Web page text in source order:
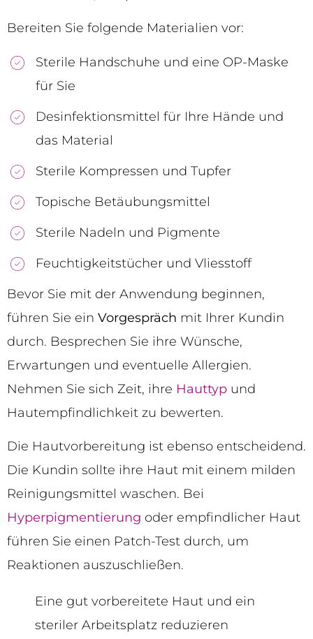
Bereiten Sie folgende Materialien vor:
Sterile Handschuhe und eine OP-Maske
für Sie
Desinfektionsmittel für Ihre Hände und
das Material
Sterile Kompressen und Tupfer
Topische Betäubungsmittel
Sterile Nadeln und Pigmente
Feuchtigkeitstücher und Vliesstoff
Bevor Sie mit der Anwendung beginnen,
führen Sie ein Vorgespräch mit Ihrer Kundin
durch. Besprechen Sie ihre Wünsche,
Erwartungen und eventuelle Allergien.
Nehmen Sie sich Zeit, ihre Hauttyp und
Hautempfindlichkeit zu bewerten.
Die Hautvorbereitung ist ebenso entscheidend.
Die Kundin sollte ihre Haut mit einem milden
Reinigungsmittel waschen. Bei
Hyperpigmentierung oder empfindlicher Haut
führen Sie einen Patch-Test durch, um
Reaktionen auszuschließen.
Eine gut vorbereitete Haut und ein
steriler Arbeitsplatz reduzieren